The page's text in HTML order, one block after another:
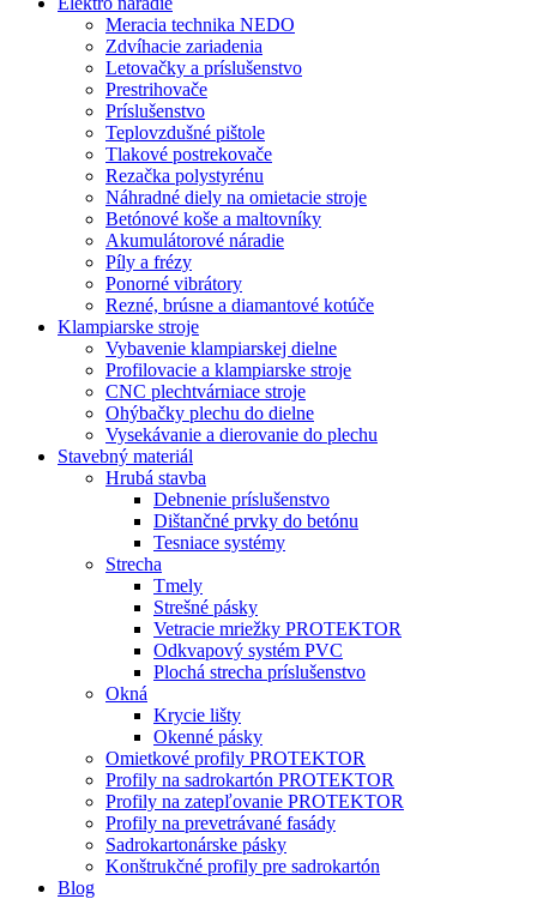
Meracia technika NEDO
Zdvíhacie zariadenia
Letovačky a príslušenstvo
Prestrihovače
Príslušenstvo
Teplovzdušné pištole
Tlakové postrekovače
Rezačka polystyrénu
Náhradné diely na omietacie stroje
Betónové koše a maltovníky
Akumulátorové náradie
Píly a frézy
Ponorné vibrátory
Rezné, brúsne a diamantové kotúče
Klampiarske stroje
Vybavenie klampiarskej dielne
Profilovacie a klampiarske stroje
CNC plechtvárniace stroje
Ohýbačky plechu do dielne
Vysekávanie a dierovanie do plechu
Stavebný materiál
Hrubá stavba
Debnenie príslušenstvo
Dištančné prvky do betónu
Tesniace systémy
Strecha
Tmely
Strešné pásky
Vetracie mriežky PROTEKTOR
Odkvapový systém PVC
Plochá strecha príslušenstvo
Okná
Krycie lišty
Okenné pásky
Omietkové profily PROTEKTOR
Profily na sadrokartón PROTEKTOR
Profily na zatepľovanie PROTEKTOR
Profily na prevetrávané fasády
Sadrokartonárske pásky
Konštrukčné profily pre sadrokartón
Blog